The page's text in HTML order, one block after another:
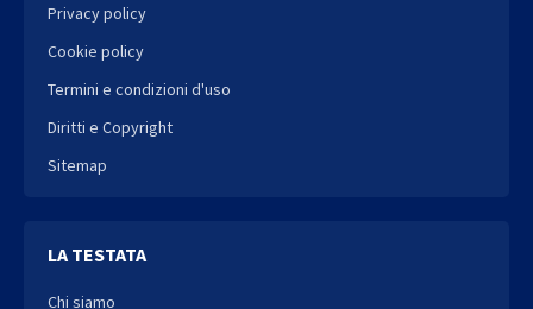
Privacy policy
Cookie policy
Termini e condizioni d'uso
Diritti e Copyright
Sitemap
LA TESTATA
Chi siamo